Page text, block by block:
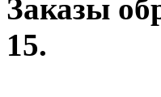
Заказы
15.